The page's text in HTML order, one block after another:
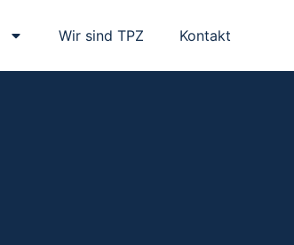
Wir sind TPZ Kontakt